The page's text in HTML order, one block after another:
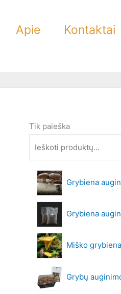
Apie
Kontaktai
Tik paieška
Grybiena
Grybiena
Miško grybiena
Grybų